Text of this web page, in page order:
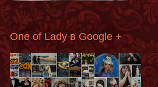
One of Lady в Google +